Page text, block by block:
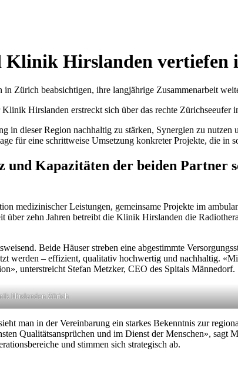
Hirslanden vertiefen
Zürich beabsichtigen, ihre langjährige Zusammenarbeit
Hirslanden erstreckt sich über das rechte Zürichseeufer
in dieser Region nachhaltig zu stärken, Synergien zu
für eine schrittweise Umsetzung konkreter Projekte, die in
Kapazitäten der beiden Partner
medizinischer Leistungen, gemeinsame Projekte im
über zehn Jahren betreibt die Klinik Hirslanden die
Beide Häuser streben eine abgestimmte
werden – effizient, qualitativ hochwertig und nachhaltig.
unterstreicht Stefan Metzker, CEO des Spitals Männedorf.
Hirslanden Zürich
man in der Vereinbarung ein starkes Bekenntnis zur
Qualitätsansprüchen und im Dienst der Menschen»,
und stimmen sich strategisch ab.